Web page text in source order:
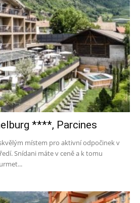
****, Parcines
místem pro aktivní odpočinek v
Snídani máte v ceně a k tomu